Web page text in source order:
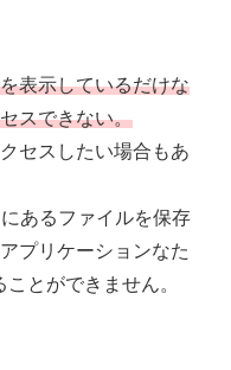
表示しているだけな
スできない。
セスしたい場合もあ
あるファイルを保存
プリケーションなた
とができません。